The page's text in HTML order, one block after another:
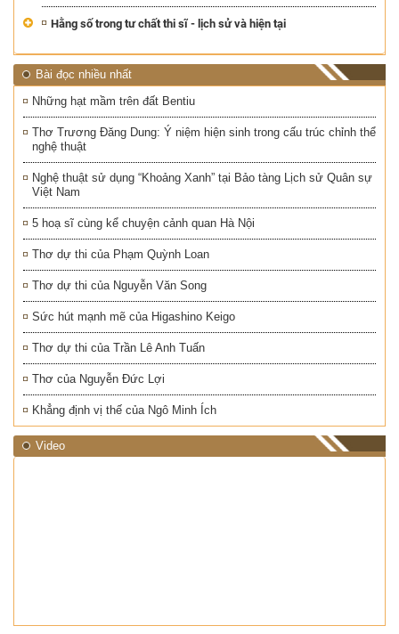
Hằng số trong tư chất thi sĩ - lịch sử và hiện tại
Bài đọc nhiều nhất
Những hạt mầm trên đất Bentiu
Thơ Trương Đăng Dung: Ý niệm hiện sinh trong cấu trúc chỉnh thể
nghệ thuật
Nghệ thuật sử dụng “Khoảng Xanh” tại Bảo tàng Lịch sử Quân sự
Việt Nam
5 hoạ sĩ cùng kể chuyện cảnh quan Hà Nội
Thơ dự thi của Phạm Quỳnh Loan
Thơ dự thi của Nguyễn Văn Song
Sức hút mạnh mẽ của Higashino Keigo
Thơ dự thi của Trần Lê Anh Tuấn
Thơ của Nguyễn Đức Lợi
Khẳng định vị thế của Ngô Minh Ích
Video